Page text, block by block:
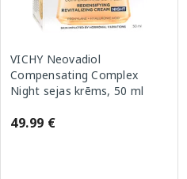
VICHY Neovadiol
Compensating Complex
Night sejas krēms, 50 ml
49.99 €